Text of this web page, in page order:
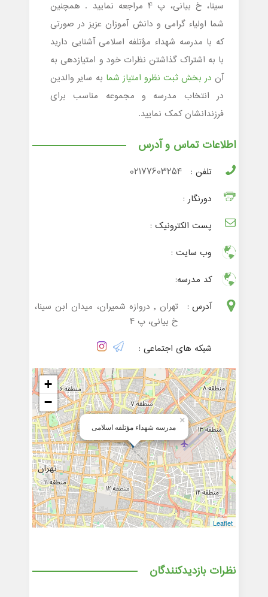
سینا، خ بیانی، پ 4 مراجعه نمایید . همچنین
شما اولیاء گرامی و دانش آموزان عزیز در صورتی
که با مدرسه شهداء مؤتلفه اسلامی آشنایی دارید
با به اشتراک گذاشتن نظرات خود و امتیازدهی به
آن در بخش ثبت نظرو امتیاز شما به سایر والدین
در انتخاب مدرسه و مجموعه مناسب برای
فرزندانشان کمک نمایید.
اطلاعات تماس و آدرس
تلفن :
02177603254
دورنگار :
پست الکترونیک :
وب سایت :
کد مدرسه:
آدرس :
تهران , دروازه شمیران، میدان ابن سینا،
خ بیانی، پ 4
شبکه های اجتماعی :
مدرسه شهداء مؤتلفه اسلامی
×
+
−
Leaflet
نظرات بازدیدکنندگان